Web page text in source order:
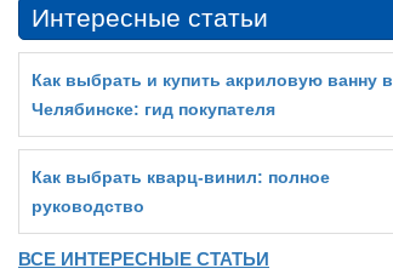
Интересные статьи
Как выбрать и купить акриловую ванну в
Челябинске: гид покупателя
Как выбрать кварц‑винил: полное
руководство
ВСЕ ИНТЕРЕСНЫЕ СТАТЬИ